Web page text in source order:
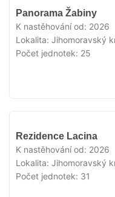
Panorama Žabiny
K nastěhování od: 2026
Lokalita: Jihomoravský
Počet jednotek: 25
Rezidence Lacina
K nastěhování od: 2026
Lokalita: Jihomoravský
Počet jednotek: 31